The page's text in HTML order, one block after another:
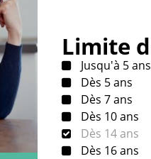
Limite
Jusqu'à 5 ans
Dès 5 ans
Dès 7 ans
Dès 10 ans
Dès 14 ans
Dès 16 ans